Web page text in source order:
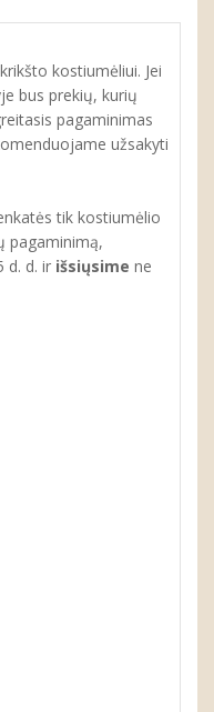
kostiumėliui. Jei
bus prekių, kurių
pagaminimas
užsakyti
tik kostiumėlio
pagaminimą,
d. d. ir išsiųsime ne